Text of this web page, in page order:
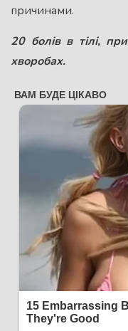
причинами.
20 болів в тілі,
хворобах.